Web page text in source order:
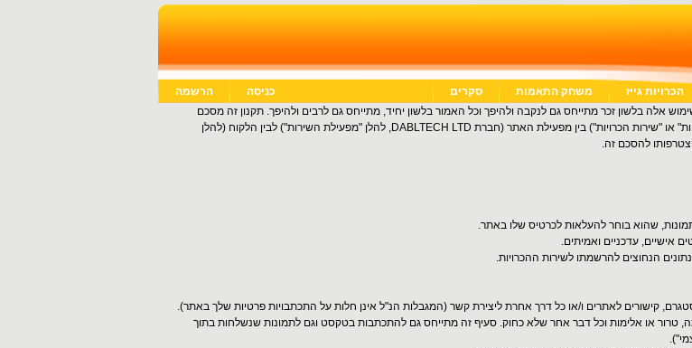
הכרויות גייז משחק התאמות סקרים הרשמה
כניסה
אלה בלשון זכר מתייחס גם לנקבה ולהיפך וכל האמור בלשון יחיד, מתייחס גם לרבים ולהיפך. תקנון זה מסכם
DABLTECH LTD, להלן "מפעילת השירות") לבין הלקוח (להלן
להסכם זה.
שהוא בוחר להעלאות לכרטיס שלו באתר.
אישיים, עדכניים ואמיתים.
הנחוצים להרשמתו לשירות ההכרויות.
קישורים לאתרים ו/או כל דרך אחרת ליצירת קשר (המגבלות הנ"ל אינן חלות על התכתבויות פרטיות שלך באתר).
טרור או אלימות וכל דבר אחר שלא כחוק. סעיף זה מתייחס גם להתכתבות בטקסט וגם לתמונות שנשלחות בתוך